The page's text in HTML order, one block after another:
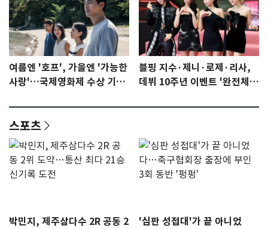
여름엔 '호프', 가을엔 '가능한
사랑'…국제영화제 수상 기대
블핑 지수·제니·로제·리사,
데뷔 10주년 이벤트 '완전체'
스포츠
박민지, 제주삼다수 2R 공동 2
'심판 성접대'가 끝 아니었